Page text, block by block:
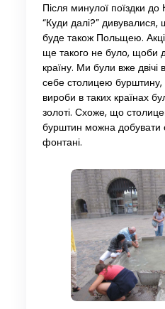
Після минулої поїздки до
“Куди далі?”
буде також Польщею.
ще такого не було, щоби
країну. Ми були вже
себе столицею бурштину,
вироби в таких країнах
золоті. Схоже, що
бурштин можна добувати
фонтані.